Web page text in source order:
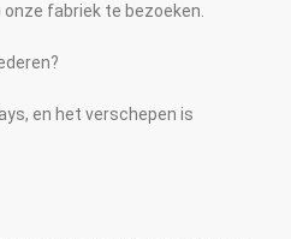
fabriek te bezoeken.
en het verschepen is